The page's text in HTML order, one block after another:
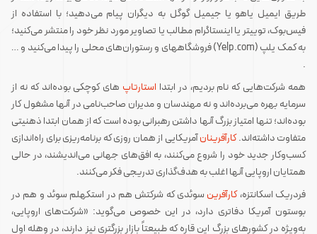
طریق ایمیل یاهو یا جیمیل گوگل به دیگران پیام می‌دهید؛ با استفاده از
فیس‌بوک، توییتر یا اینستاگرام مطالب یا تصاویر مورد نظر خود را منتشر می‌کنید؛
به کمک یلپ (Yelp.com) فروشگاههای و رستوران‌های محلی را پیدا می‌کنید و …
.
همه شرکت‌هایی که نام بردیم، در ابتدا استارتاپ های کوچکی بوده‌اند که نه از
سرمایه بهره می‌برده‌اند و نه مهندسان و مدیران صاحب‌نامی در آنها مشغول کار
بوده‌اند؛ تنها امتیاز بزرگ آنها داشتن رهبرانی بوده است که از همان ابتدا ذهنیتی
متفاوت داشته‌اند.کارآفرینانآمریکایی از همان روزی که برنامه‌ریزی برای راه‌اندازی
کسب‌وکار جدید خود را شروع می‌کنند، به افق‌های جهانی می‌اندیشند، در حالی
همتایان اروپایی آنها اغلب به هدف‌گذاری تدریجی فکر می‌کنند.
فردریک اسکانتزه،کارآفرین سوئدی که شرکتش هم در استکهلم سوئد و هم در
بوستون آمریکا دفاتری دارد، در این خصوص می‌گوید: «شرکت‌های اروپایی،
به‌ویژه در کشورهای بزرگ این قاره که طبیعتاً بازار بزرگتری نیز دارند، در وهله اول